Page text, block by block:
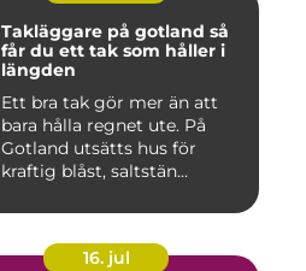
Takläggare på gotland så
får du ett tak som håller i
längden
Ett bra tak gör mer än att
bara hålla regnet ute. På
Gotland utsätts hus för
kraftig blåst, saltstän...
16. jul